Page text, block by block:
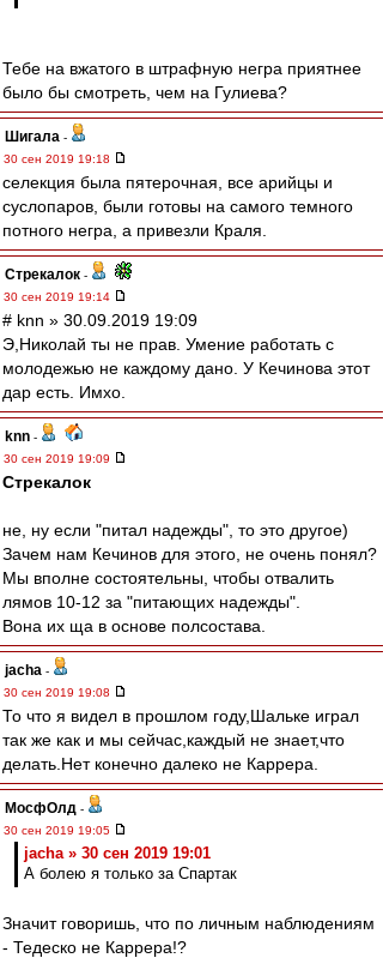
Тебе на вжатого в штрафную негра приятнее
было бы смотреть, чем на Гулиева?
Шигала -
30 сен 2019 19:18
селекция была пятерочная, все арийцы и
суслопаров, были готовы на самого темного
потного негра, а привезли Краля.
Стрекалок -
30 сен 2019 19:14
# knn » 30.09.2019 19:09
Э,Николай ты не прав. Умение работать с
молодежью не каждому дано. У Кечинова этот
дар есть. Имхо.
knn -
30 сен 2019 19:09
Стрекалок
не, ну если "питал надежды", то это другое)
Зачем нам Кечинов для этого, не очень понял?
Мы вполне состоятельны, чтобы отвалить
лямов 10-12 за "питающих надежды".
Вона их ща в основе полсостава.
jacha -
30 сен 2019 19:08
То что я видел в прошлом году,Шальке играл
так же как и мы сейчас,каждый не знает,что
делать.Нет конечно далеко не Каррера.
МосфОлд -
30 сен 2019 19:05
jacha » 30 сен 2019 19:01
А болею я только за Спартак
Значит говоришь, что по личным наблюдениям
- Тедеско не Каррера!?